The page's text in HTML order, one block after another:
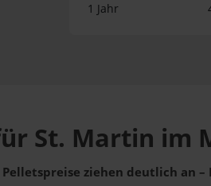
1 Jahr
St. Martin im
ziehen deutlich an –